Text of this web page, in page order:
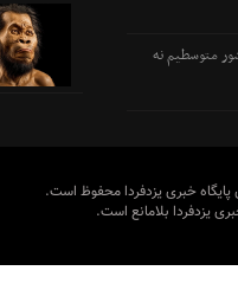
متوسطیم نه
خبری یزدفردا محفوظ است.
یزدفردا بلامانع است.